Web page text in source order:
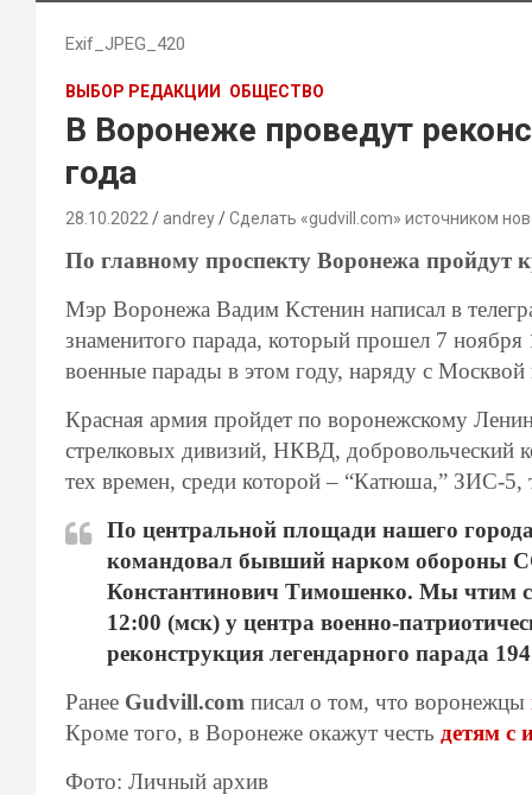
Exif_JPEG_420
ВЫБОР РЕДАКЦИИ ОБЩЕСТВО
В Воронеже проведут
года
28.10.2022 andrey Сделать «gudvill.com» источником
По главному проспекту Воронежа пройдут
Мэр Воронежа Вадим Кстенин написал в
знаменитого парада, который прошел 7
военные парады в этом году, наряду с
Красная армия пройдет по воронежскому
стрелковых дивизий, НКВД, добровольческий
тех времен, среди которой – “Катюша,” ЗИС-
По центральной площади нашего
командовал бывший нарком обороны
Константинович Тимошенко. Мы чтим
12:00 (мск) у центра военно-
реконструкция легендарного парада
Ранее Gudvill.com писал о том, что воронежцы
Кроме того, в Воронеже окажут честь детям с
Фото: Личный архив